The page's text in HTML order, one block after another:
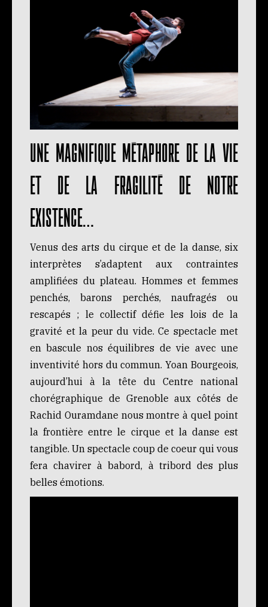
Une magnifique métaphore de la vie
et de la fragilité de notre
existence…
Venus des arts du cirque et de la danse, six
interprètes s’adaptent aux contraintes
amplifiées du plateau. Hommes et femmes
penchés, barons perchés, naufragés ou
rescapés ; le collectif défie les lois de la
gravité et la peur du vide. Ce spectacle met
en bascule nos équilibres de vie avec une
inventivité hors du commun. Yoan Bourgeois,
aujourd’hui à la tête du Centre national
chorégraphique de Grenoble aux côtés de
Rachid Ouramdane nous montre à quel point
la frontière entre le cirque et la danse est
tangible. Un spectacle coup de coeur qui vous
fera chavirer à babord, à tribord des plus
belles émotions.